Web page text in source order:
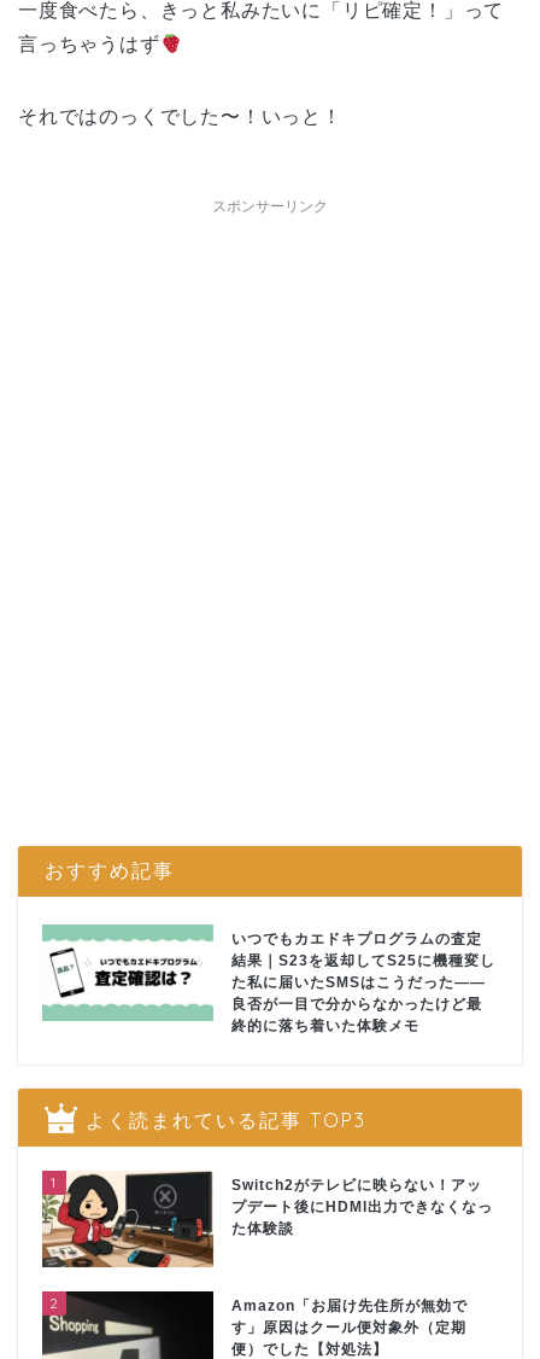
一度食べたら、きっと私みたいに「リピ確定！」って
言っちゃうはず
それではのっくでした〜！いっと！
スポンサーリンク
おすすめ記事
いつでもカエドキプログラムの査定
結果｜S23を返却してS25に機種変し
た私に届いたSMSはこうだった――
良否が一目で分からなかったけど最
終的に落ち着いた体験メモ
よく読まれている記事 TOP3
1
Switch2がテレビに映らない！アッ
プデート後にHDMI出力できなくなっ
た体験談
2
Amazon「お届け先住所が無効で
す」原因はクール便対象外（定期
便）でした【対処法】